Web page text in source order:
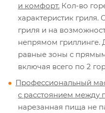
и комфорт. Кол-во
характеристик
гриля и на
непрямом гриллинге.
равные зоны с
включая всего по 2
Профессиональный
с расстоянием между
нарезанная пища не